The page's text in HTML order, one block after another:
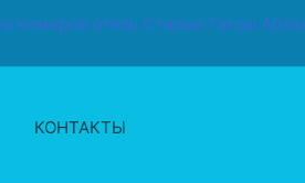
КОНТАКТЫ